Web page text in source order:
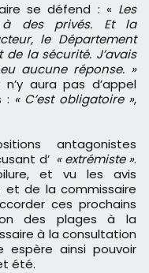
se défend : « Les
à des privés. Et la
le Département
la sécurité. J’avais
aucune réponse. »
n’y aura pas d’appel
: « C’est obligatoire »,
antagonistes
d’ « extrémiste ».
et vu les avis
et de la commissaire
ces prochains
des plages à la
à la consultation
espère ainsi pouvoir
été.